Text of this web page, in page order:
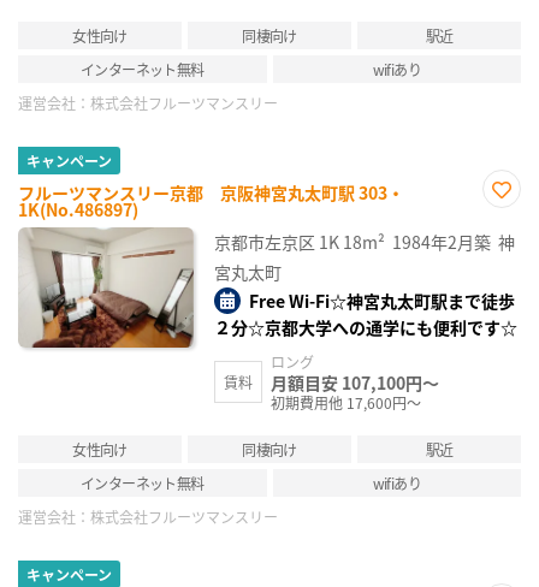
女性向け 同棲向け
駅近
インターネット無料
wifiあり
運営会社： 株式会社フルーツマンスリー
キャンペーン
フルーツマンスリー京都 京阪神宮丸太町駅 303・
1K(No.486897)
に入
り登
京都市左京区 1K 18m² 1984年2月築 神
宮丸太町
Free Wi-Fi☆神宮丸太町駅まで徒歩
２分☆京都大学への通学にも便利です☆
賃料
ロング
月額目安 107,100円～
初期費用他 17,600円～
女性向け 同棲向け
駅近
インターネット無料
wifiあり
運営会社： 株式会社フルーツマンスリー
キャンペーン